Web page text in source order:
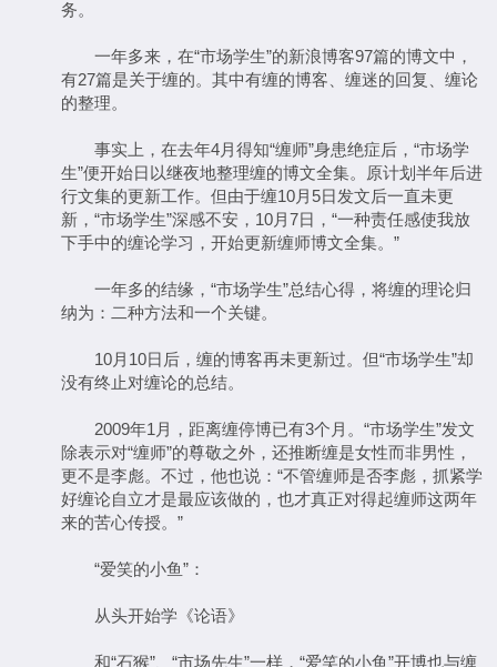
务。
一年多来，在“市场学生”的新浪博客97篇的博文中，
有27篇是关于缠的。其中有缠的博客、缠迷的回复、缠论
的整理。
事实上，在去年4月得知“缠师”身患绝症后，“市场学
生”便开始日以继夜地整理缠的博文全集。原计划半年后进
行文集的更新工作。但由于缠10月5日发文后一直未更
新，“市场学生”深感不安，10月7日，“一种责任感使我放
下手中的缠论学习，开始更新缠师博文全集。”
一年多的结缘，“市场学生”总结心得，将缠的理论归
纳为：二种方法和一个关键。
10月10日后，缠的博客再未更新过。但“市场学生”却
没有终止对缠论的总结。
2009年1月，距离缠停博已有3个月。“市场学生”发文
除表示对“缠师”的尊敬之外，还推断缠是女性而非男性，
更不是李彪。不过，他也说：“不管缠师是否李彪，抓紧学
好缠论自立才是最应该做的，也才真正对得起缠师这两年
来的苦心传授。”
“爱笑的小鱼”：
从头开始学《论语》
和“石猴”、“市场先生”一样，“爱笑的小鱼”开博也与缠